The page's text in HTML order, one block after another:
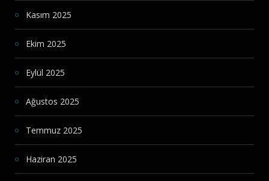
Kasım 2025
Ekim 2025
Eylül 2025
Ağustos 2025
Temmuz 2025
Haziran 2025